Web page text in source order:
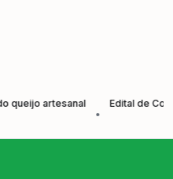
artesanal
Edital de